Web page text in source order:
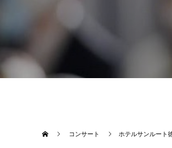
コンサート ホテルサンルート